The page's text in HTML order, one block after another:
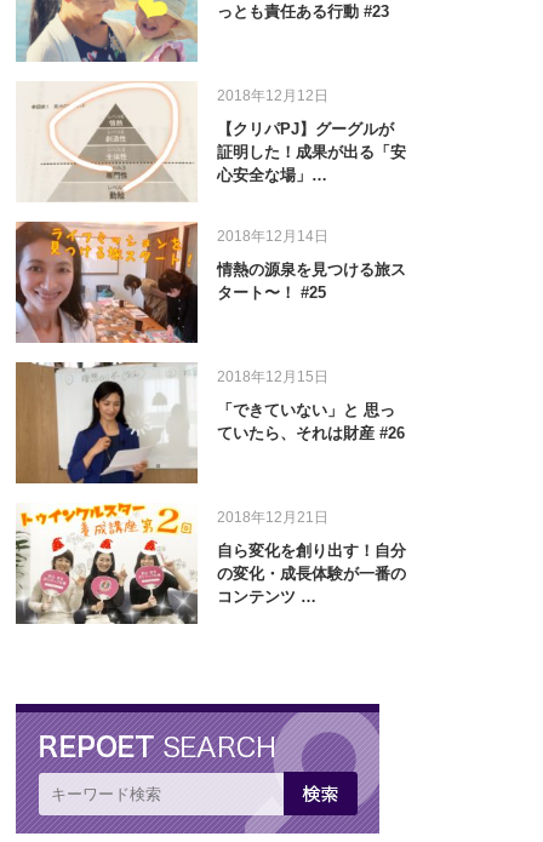
っとも責任ある行動 #23
2018年12月12日
【クリパPJ】グーグルが
証明した！成果が出る「安
心安全な場」…
2018年12月14日
情熱の源泉を見つける旅ス
タート〜！ #25
2018年12月15日
「できていない」と 思っ
ていたら、それは財産 #26
2018年12月21日
自ら変化を創り出す！自分
の変化・成長体験が一番の
コンテンツ …